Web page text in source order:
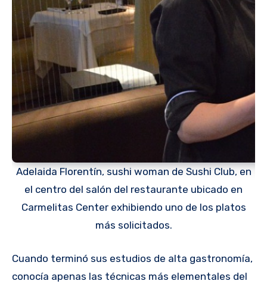
Adelaida Florentín, sushi woman de Sushi Club, en
el centro del salón del restaurante ubicado en
Carmelitas Center exhibiendo uno de los platos
más solicitados.
Cuando terminó sus estudios de alta gastronomía,
conocía apenas las técnicas más elementales del